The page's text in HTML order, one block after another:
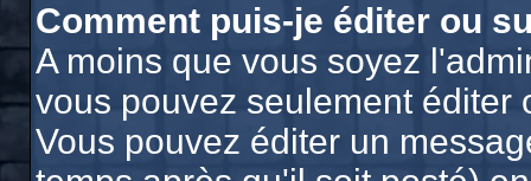
Comment puis-je éditer ou
A moins que vous soyez
vous pouvez seulement éditer
Vous pouvez éditer un